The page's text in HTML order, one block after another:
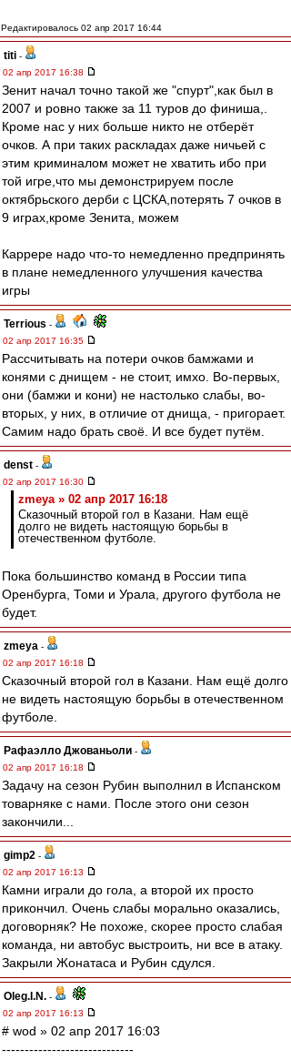
Редактировалось 02 апр 2017 16:44
titi -
02 апр 2017 16:38
Зенит начал точно такой же "спурт",как был в
2007 и ровно также за 11 туров до финиша,.
Кроме нас у них больше никто не отберёт
очков. А при таких раскладах даже ничьей с
этим криминалом может не хватить ибо при
той игре,что мы демонстрируем после
октябрьского дерби с ЦСКА,потерять 7 очков в
9 играх,кроме Зенита, можем
Каррере надо что-то немедленно предпринять
в плане немедленного улучшения качества
игры
Terrious -
02 апр 2017 16:35
Рассчитывать на потери очков бамжами и
конями с днищем - не стоит, имхо. Во-первых,
они (бамжи и кони) не настолько слабы, во-
вторых, у них, в отличие от днища, - пригорает.
Самим надо брать своё. И все будет путём.
denst -
02 апр 2017 16:30
zmeya » 02 апр 2017 16:18
Сказочный второй гол в Казани. Нам ещё
долго не видеть настоящую борьбы в
отечественном футболе.
Пока большинство команд в России типа
Оренбурга, Томи и Урала, другого футбола не
будет.
zmeya -
02 апр 2017 16:18
Сказочный второй гол в Казани. Нам ещё долго
не видеть настоящую борьбы в отечественном
футболе.
Рафаэлло Джованьоли -
02 апр 2017 16:18
Задачу на сезон Рубин выполнил в Испанском
товарняке с нами. После этого они сезон
закончили...
gimp2 -
02 апр 2017 16:13
Камни играли до гола, а второй их просто
прикончил. Очень слабы морально оказались,
договорняк? Не похоже, скорее просто слабая
команда, ни автобус выстроить, ни все в атаку.
Закрыли Жонатаса и Рубин сдулся.
Oleg.I.N. -
02 апр 2017 16:13
# wod » 02 апр 2017 16:03
-----------------------------